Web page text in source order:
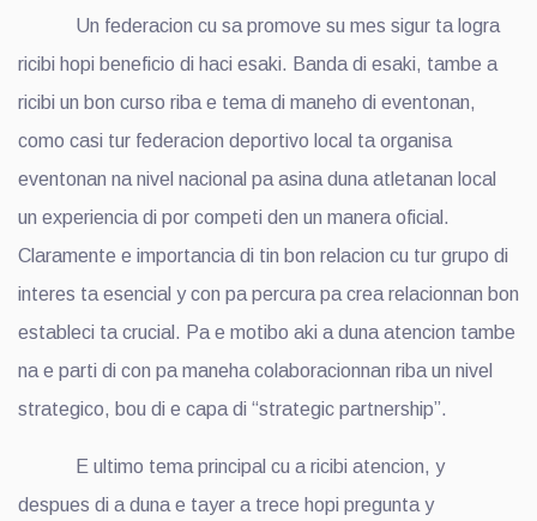
Un federacion cu sa promove su mes sigur ta logra
ricibi hopi beneficio di haci esaki. Banda di esaki, tambe a
ricibi un bon curso riba e tema di maneho di eventonan,
como casi tur federacion deportivo local ta organisa
eventonan na nivel nacional pa asina duna atletanan local
un experiencia di por competi den un manera oficial.
Claramente e importancia di tin bon relacion cu tur grupo di
interes ta esencial y con pa percura pa crea relacionnan bon
estableci ta crucial. Pa e motibo aki a duna atencion tambe
na e parti di con pa maneha colaboracionnan riba un nivel
strategico, bou di e capa di “strategic partnership”.
E ultimo tema principal cu a ricibi atencion, y
despues di a duna e tayer a trece hopi pregunta y